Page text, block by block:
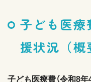
子ども医療
援状況（概
子ども医療費（令和8年